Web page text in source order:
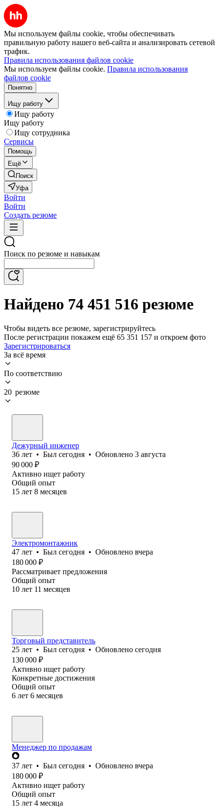
Мы используем файлы cookie, чтобы обеспечивать
правильную работу нашего веб-сайта и анализировать сетевой
трафик.
Правила использования файлов cookie
Мы используем файлы cookie. Правила использования
файлов cookie
Понятно
Ищу работу
Ищу работу
Ищу работу
Ищу сотрудника
Сервисы
Помощь
Ещё
Поиск
Уфа
Войти
Войти
Создать резюме
Поиск по резюме и навыкам
Найдено 74 451 516 резюме
Чтобы видеть все резюме, зарегистрируйтесь
После регистрации покажем ещё 65 351 157 и откроем фото
Зарегистрироваться
За всё время
По соответствию
20 резюме
Дежурный инженер
36 лет • Был сегодня • Обновлено 3 августа
90 000 ₽
Активно ищет работу
Общий опыт
15 лет 8 месяцев
Электромонтажник
47 лет • Был сегодня • Обновлено вчера
180 000 ₽
Рассматривает предложения
Общий опыт
10 лет 11 месяцев
Торговый представитель
25 лет • Был сегодня • Обновлено сегодня
130 000 ₽
Активно ищет работу
Конкретные достижения
Общий опыт
6 лет 6 месяцев
Менеджер по продажам
37 лет • Был сегодня • Обновлено вчера
180 000 ₽
Активно ищет работу
Общий опыт
15 лет 4 месяца